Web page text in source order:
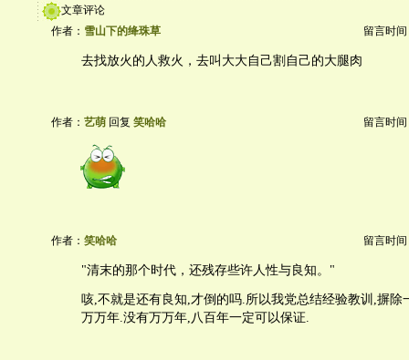
文章评论
作者： 雪山下的绛珠草 留言时间
去找放火的人救火，去叫大大自己割自己的大腿肉
作者： 艺萌 回复 笑哈哈 留言时间
作者： 笑哈哈 留言时间
"清末的那个时代，还残存些许人性与良知。"
咳,不就是还有良知,才倒的吗.所以我党总结经验教训,摒除
万万年.没有万万年,八百年一定可以保证.